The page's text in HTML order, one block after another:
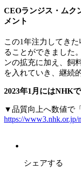
CEOランジス・ムク
メント
この1年注力してき
ることができました
ンの拡充に加え、飼
を入れていき、継続
2023年1月にはNHK
▼品質向上へ数値で
https://www3.nhk.or.jp/
シェアする